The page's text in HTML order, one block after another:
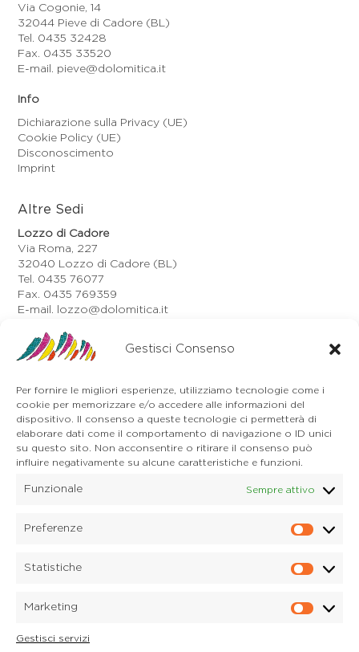
Gestisci Consenso
Per fornire le migliori esperienze, utilizziamo tecnologie come i
cookie per memorizzare e/o accedere alle informazioni del
dispositivo. Il consenso a queste tecnologie ci permetterà di
elaborare dati come il comportamento di navigazione o ID unici
su questo sito. Non acconsentire o ritirare il consenso può
influire negativamente su alcune caratteristiche e funzioni.
Funzionale Sempre attivo
Preferenze
Statistiche
Marketing
Gestisci servizi
Via Cogonie, 14
32044 Pieve di Cadore (BL)
Tel. 0435 32428
Fax. 0435 33520
E-mail. pieve@dolomitica.it
Info
Dichiarazione sulla Privacy (UE)
Cookie Policy (UE)
Disconoscimento
Imprint
Altre Sedi
Lozzo di Cadore
Via Roma, 227
32040 Lozzo di Cadore (BL)
Tel. 0435 76077
Fax. 0435 769359
E-mail. lozzo@dolomitica.it
Auronzo di Cadore
Via Unione, 21/B
32041 Auronzo di Cadore (BL)
E-mail. auronzo@dolomitica.it
Cortina d'Ampezzo
32043 Cortina d'Ampezzo (BL)
Tel. 0436 4127
E-mail. pieve@dolomitica.it
S. Stefano di Cadore
32045 S. Stefano di Cadore - Comelico (BL)
32040 Candide di Comelico Superiore (BL)
E-mail. candide@dolomitica.it